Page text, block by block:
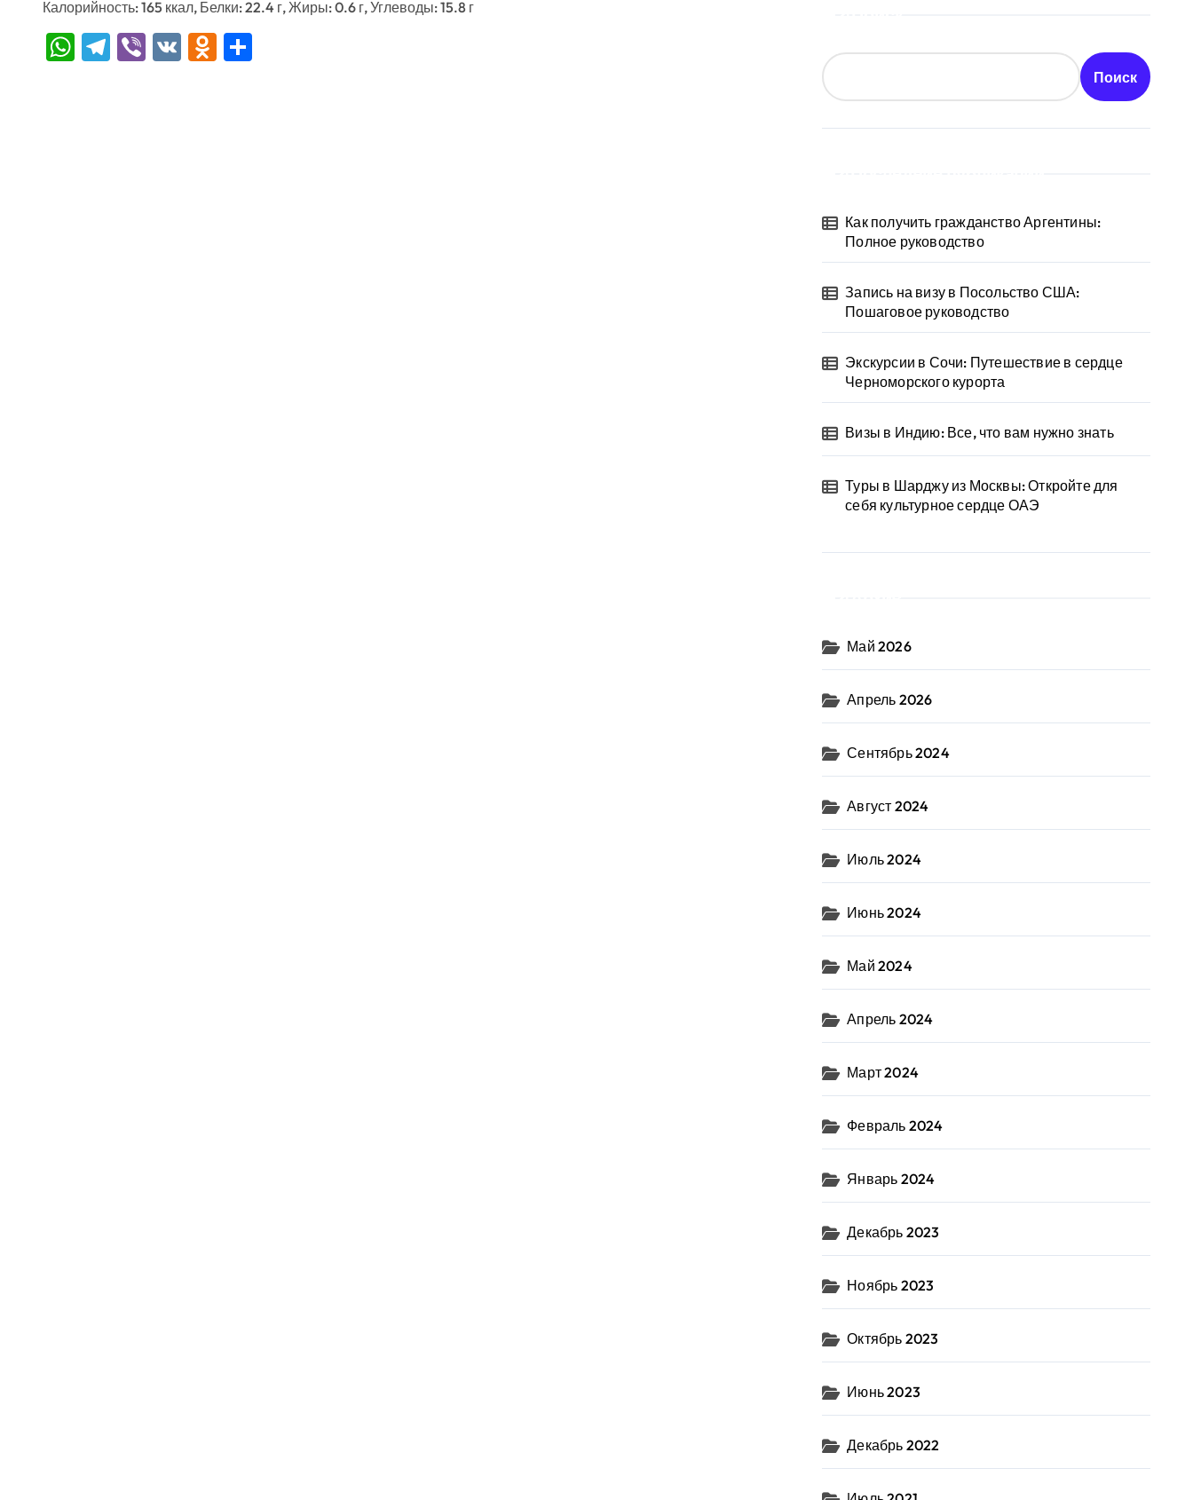
Калорийность: 165 ккал, Белки: 22.4 г, Жиры: 0.6 г, Углеводы: 15.8 г
WhatsApp
Telegram
Viber
VK Odnoklassniki
Поиск
Как получить гражданство Аргентины:
Полное руководство
Запись на визу в Посольство США:
Пошаговое руководство
Экскурсии в Сочи: Путешествие в сердце
Черноморского курорта
Визы в Индию: Все, что вам нужно знать
Туры в Шарджу из Москвы: Откройте для
себя культурное сердце ОАЭ
Май 2026
Апрель 2026
Сентябрь 2024
Август 2024
Июль 2024
Июнь 2024
Май 2024
Апрель 2024
Март 2024
Февраль 2024
Январь 2024
Декабрь 2023
Ноябрь 2023
Октябрь 2023
Июнь 2023
Декабрь 2022